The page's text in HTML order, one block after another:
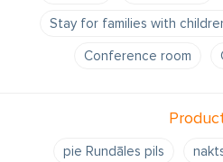
Stay for families with
Conference room
pie Rundāles pils